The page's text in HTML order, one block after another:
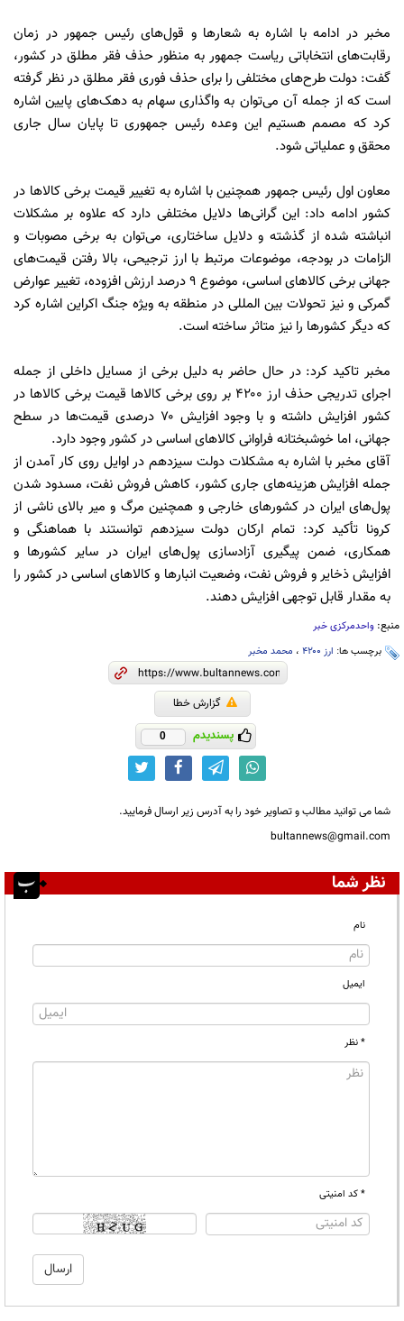
مخبر در ادامه با اشاره به شعار‌ها و قول‌های رئیس جمهور در زمان
رقابت‌های انتخاباتی ریاست جمهور به منظور حذف فقر مطلق در کشور،
گفت: دولت طرح‌های مختلفی را برای حذف فوری فقر مطلق در نظر گرفته
است که از جمله آن می‌توان به واگذاری سهام به دهک‌های پایین اشاره
کرد که مصمم هستیم این وعده رئیس جمهوری تا پایان سال جاری
محقق و عملیاتی شود.
معاون اول رئیس جمهور همچنین با اشاره به تغییر قیمت برخی کالا‌ها در
کشور ادامه داد: این گرانی‌ها دلایل مختلفی دارد که علاوه بر مشکلات
انباشته شده از گذشته و دلایل ساختاری، می‌توان به برخی مصوبات و
الزامات در بودجه، موضوعات مرتبط با ارز ترجیحی، بالا رفتن قیمت‌های
جهانی برخی کالا‌های اساسی، موضوع ۹ درصد ارزش افزوده، تغییر عوارض
گمرکی و نیز تحولات بین المللی در منطقه به ویژه جنگ اکراین اشاره کرد
که دیگر کشور‌ها را نیز متاثر ساخته است.
مخبر تاکید کرد: در حال حاضر به دلیل برخی از مسایل داخلی از جمله
اجرای تدریجی حذف ارز ۴۲۰۰ بر روی برخی کالا‌ها قیمت برخی کالا‌ها در
کشور افزایش داشته و با وجود افزایش ۷۰ درصدی قیمت‌ها در سطح
جهانی، اما خوشبختانه فراوانی کالا‌های اساسی در کشور وجود دارد.
آقای مخبر با اشاره به مشکلات دولت سیزدهم در اوایل روی کار آمدن از
جمله افزایش هزینه‌های جاری کشور، کاهش فروش نفت، مسدود شدن
پول‌های ایران در کشور‌های خارجی و همچنین مرگ و میر بالای ناشی از
کرونا تأکید کرد: تمام ارکان دولت سیزدهم توانستند با هماهنگی و
همکاری، ضمن پیگیری آزادسازی پول‌های ایران در سایر کشور‌ها و
افزایش ذخایر و فروش نفت، وضعیت انبار‌ها و کالا‌های اساسی در کشور را
به مقدار قابل توجهی افزایش دهند.
منبع: واحدمرکزی خبر
برچسب ها: ارز ۴۲۰۰ ، محمد مخبر
گزارش خطا
پسندیدم 0
شما می توانید مطالب و تصاویر خود را به آدرس زیر ارسال فرمایید.
bultannews@gmail.com
نظر شما
نام
ایمیل
* نظر
* کد امنیتی